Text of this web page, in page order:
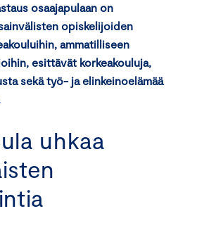
osaajapulaan on
opiskelijoiden
ammatilliseen
esittävät korkeakouluja,
sekä työ- ja elinkeinoelämää
uhkaa